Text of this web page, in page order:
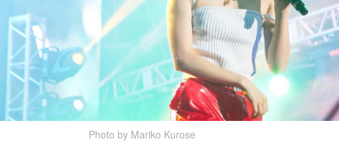
Photo by Mariko Kurose